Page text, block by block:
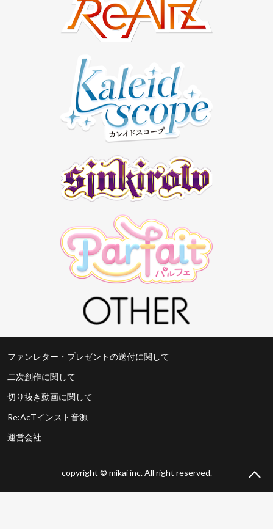
ファンレター・プレゼントの送付に関して
二次創作に関して
切り抜き動画に関して
Re:AcTインスト音源
運営会社
copyright © mikai inc. All right reserved.